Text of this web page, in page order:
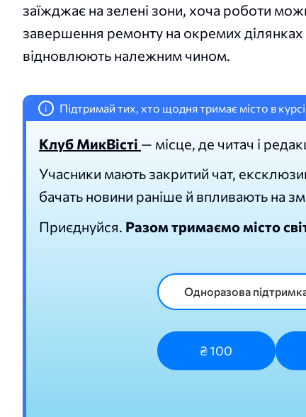
заїжджає на зелені зони, хоча роботи
завершення ремонту на окремих
відновлюють належним чином.
i Підтримай тих, хто щодня тримає місто в курсі
Клуб МикВісті — місце, де читач і
Учасники мають закритий чат,
бачать новини раніше й впливають на
Приєднуйся. Разом тримаємо місто
Одноразова
₴ 100